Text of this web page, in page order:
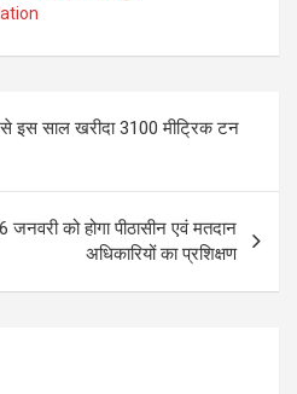
इस साल खरीदा 3100 मीट्रिक टन
को होगा पीठासीन एवं मतदान
अधिकारियों का प्रशिक्षण